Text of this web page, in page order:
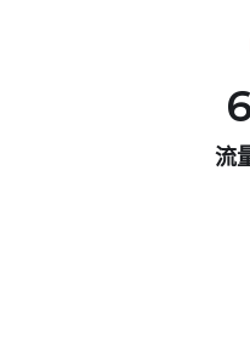
流